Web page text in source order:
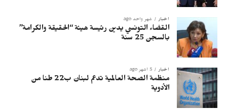
أخبار شهر واحد ago
القضاء التونسي يدين رئيسة هيئة “الحقيقة والكرامة”
بالسجن 25 سنة
أخبار 5 أشهر ago
منظمة الصحة العالمية تدعم لبنان ب22 طنا من
الأدوية